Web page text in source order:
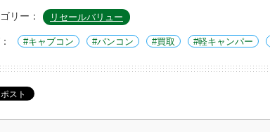
リー： リセールバリュー
キャブコン バンコン 買取 軽キャンパー